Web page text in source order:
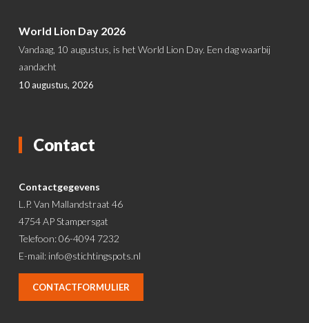
World Lion Day 2026
Vandaag, 10 augustus, is het World Lion Day. Een dag waarbij
aandacht
10 augustus, 2026
Contact
Contactgegevens
L.P. Van Mallandstraat 46
4754 AP Stampersgat
Telefoon: 06-4094 7232
E-mail: info@stichtingspots.nl
CONTACTFORMULIER